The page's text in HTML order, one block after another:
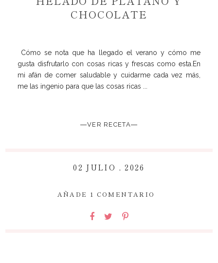
CHOCOLATE
Cómo se nota que ha llegado el verano y cómo me
gusta disfrutarlo con cosas ricas y frescas como esta.En
mi afán de comer saludable y cuidarme cada vez más,
me las ingenio para que las cosas ricas ...
―VER RECETA―
02 JULIO , 2026
AÑADE 1 COMENTARIO